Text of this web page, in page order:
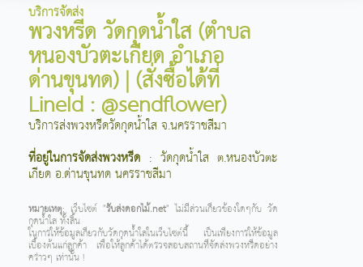
บริการจัดส่ง
พวงหรีด วัดกุดน้ำใส (ตำบล
หนองบัวตะเกียด อำเภอ
ด่านขุนทด) | (สั่งซื้อได้ที่
LineId : @sendflower)
บริการส่งพวงหรีดวัดกุดน้ำใส จ.นครราชสีมา
ที่อยู่ในการจัดส่งพวงหรีด : วัดกุดน้ำใส ต.หนองบัวตะ
เกียด อ.ด่านขุนทด นครราชสีมา
หมายเหตุ: เว็บไซต์ "รับส่งดอกไม้.net" ไม่มีส่วนเกี่ยวข้องใดๆกับ วัด
กุดน้ำใส ทั้งสิ้น
ในการให้ข้อมูลเกี่ยวกับวัดกุดน้ำใสในเว็บไซต์นี้ เป็นเพียงการให้ข้อมูล
เบื้องต้นแก่ลูกค้า เพื่อให้ลูกค้าได้ตรวจสอบสถานที่จัดส่งพวงหรีดอย่าง
คร่าวๆ เท่านั้น !